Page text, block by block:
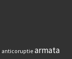
anticoruptie armata